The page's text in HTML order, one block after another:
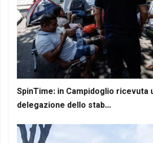
SpinTime: in Campidoglio ricevuta
delegazione dello stab...